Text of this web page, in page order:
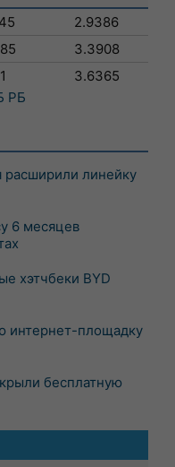
2.9386
3.3908
3.6365
РБ
расширили линейку
6 месяцев
хэтчбеки BYD
интернет-площадку
бесплатную